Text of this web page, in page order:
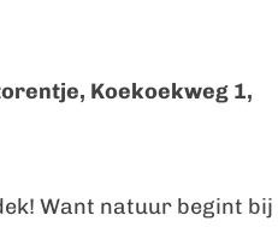
Koekoekweg 1,
Want natuur begint bij